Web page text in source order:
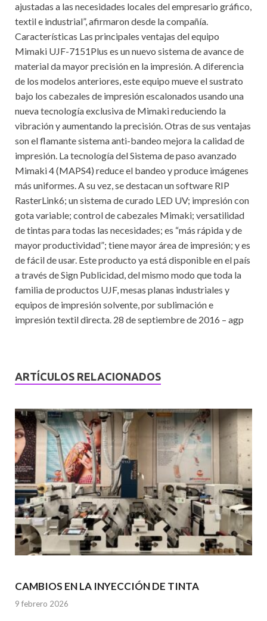
ajustadas a las necesidades locales del empresario gráfico,
textil e industrial”, afirmaron desde la compañía.
Características Las principales ventajas del equipo
Mimaki UJF-7151Plus es un nuevo sistema de avance de
material da mayor precisión en la impresión. A diferencia
de los modelos anteriores, este equipo mueve el sustrato
bajo los cabezales de impresión escalonados usando una
nueva tecnología exclusiva de Mimaki reduciendo la
vibración y aumentando la precisión. Otras de sus ventajas
son el flamante sistema anti-bandeo mejora la calidad de
impresión. La tecnología del Sistema de paso avanzado
Mimaki 4 (MAPS4) reduce el bandeo y produce imágenes
más uniformes. A su vez, se destacan un software RIP
RasterLink6; un sistema de curado LED UV; impresión con
gota variable; control de cabezales Mimaki; versatilidad
de tintas para todas las necesidades; es “más rápida y de
mayor productividad”; tiene mayor área de impresión; y es
de fácil de usar. Este producto ya está disponible en el país
a través de Sign Publicidad, del mismo modo que toda la
familia de productos UJF, mesas planas industriales y
equipos de impresión solvente, por sublimación e
impresión textil directa. 28 de septiembre de 2016 – agp
ARTÍCULOS RELACIONADOS
CAMBIOS EN LA INYECCIÓN DE TINTA
9 febrero 2026